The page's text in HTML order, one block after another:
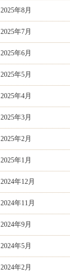
2025年8月
2025年7月
2025年6月
2025年5月
2025年4月
2025年3月
2025年2月
2025年1月
2024年12月
2024年11月
2024年9月
2024年5月
2024年2月